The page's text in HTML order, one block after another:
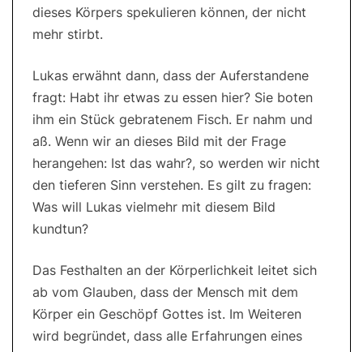
dieses Körpers spekulieren können, der nicht
mehr stirbt.
Lukas erwähnt dann, dass der Auferstandene
fragt: Habt ihr etwas zu essen hier? Sie boten
ihm ein Stück gebratenem Fisch. Er nahm und
aß. Wenn wir an dieses Bild mit der Frage
herangehen: Ist das wahr?, so werden wir nicht
den tieferen Sinn verstehen. Es gilt zu fragen:
Was will Lukas vielmehr mit diesem Bild
kundtun?
Das Festhalten an der Körperlichkeit leitet sich
ab vom Glauben, dass der Mensch mit dem
Körper ein Geschöpf Gottes ist. Im Weiteren
wird begründet, dass alle Erfahrungen eines